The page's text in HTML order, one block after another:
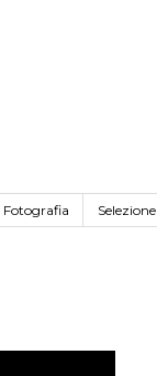
Fotografia Selezione